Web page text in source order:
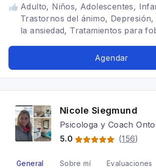
Adulto, Niños, Adolescentes,
Trastornos del ánimo,
la ansiedad, Tratamientos para
TDAH, Estrés postraumático,
Terapia de pareja
Agendar
Nicole Siegmund
Psicologa y Coach
5.0
(156)
General Sobre mí Evaluaciones